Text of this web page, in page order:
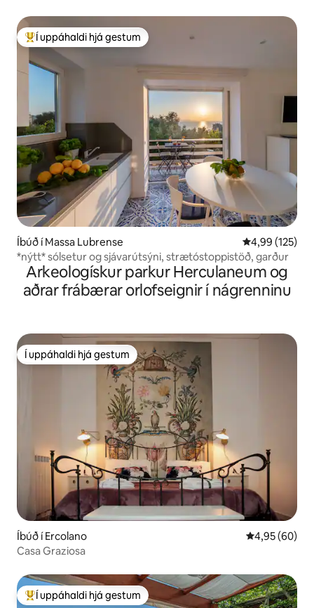
Í mestu uppáhaldi hjá gestum
Í uppáhaldi hjá gestum
Íbúð í Massa Lubrense 4,99 af 5 í
4,99 (125)
*nýtt* sólsetur og sjávarútsýni, strætóstoppistöð, garður
Arkeologískur parkur Herculaneum og
aðrar frábærar orlofseignir í nágrenninu
Í uppáhaldi hjá gestum
Í uppáhaldi hjá gestum
Íbúð í Ercolano 4,95 af 5 í
4,95 (60)
Casa Graziosa
Í mestu uppáhaldi hjá gestum
Í uppáhaldi hjá gestum